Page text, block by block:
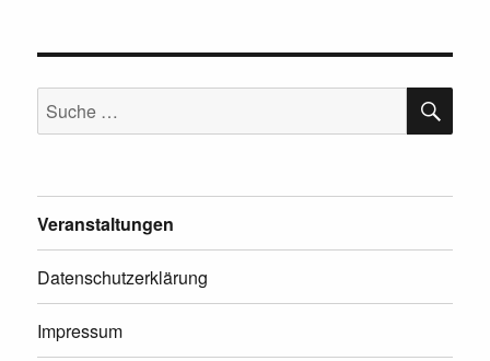
Suche
nach:
Veranstaltungen
Datenschutzerklärung
Impressum